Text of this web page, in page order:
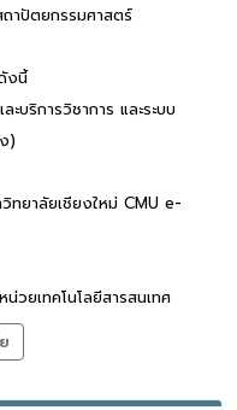
ปัตยกรรมศาสตร์
งนี้
บริการวิชาการ และระบบ
)
วิทยาลัยเชียงใหม่ CMU e-
วยเทคโนโลยีสารสนเทศ